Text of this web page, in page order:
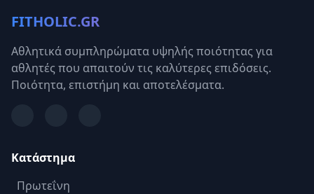
FITHOLIC.GR
Αθλητικά συμπληρώματα υψηλής ποιότητας για
αθλητές που απαιτούν τις καλύτερες επιδόσεις.
Ποιότητα, επιστήμη και αποτελέσματα.
Κατάστημα
Πρωτεΐνη